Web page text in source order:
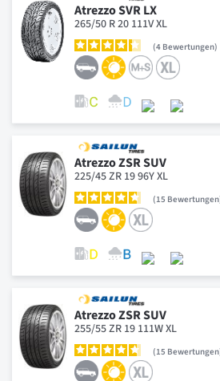
Atrezzo SVR LX
265/50 R 20 111V XL
4 Bewertungen
Atrezzo ZSR SUV
225/45 ZR 19 96Y XL
15 Bewertungen
Atrezzo ZSR SUV
255/55 ZR 19 111W XL
15 Bewertungen